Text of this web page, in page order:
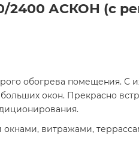
2400 АСКОН (с
обогрева помещения.
окон. Прекрасно
витражами,